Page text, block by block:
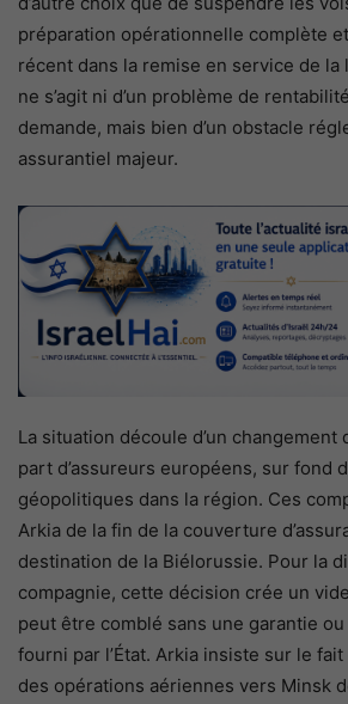
préparation opérationnelle complète
récent dans la remise en service de la
ne s’agit ni d’un problème de
demande, mais bien d’un obstacle
assurantiel majeur.
La situation découle d’un
part d’assureurs européens, sur fond
géopolitiques dans la région. Ces
Arkia de la fin de la couverture
destination de la Biélorussie. Pour la
compagnie, cette décision crée un
peut être comblé sans une garantie
fourni par l’État. Arkia insiste sur le
des opérations aériennes vers Minsk